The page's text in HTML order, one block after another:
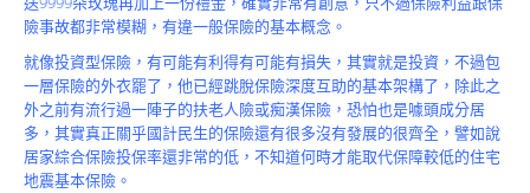
關於豐林
About
服務項目
Service
火災保額
估算系統
險事故都非常模糊，有違一般保險的基本概念。
就像投資型保險，有可能有利得有可能有損失，其實就是投資，不過包
一層保險的外衣罷了，他已經跳脫保險深度互助的基本架構了，除此之
外之前有流行過一陣子的扶老人險或痴漢保險，恐怕也是噱頭成分居
多，其實真正關乎國計民生的保險還有很多沒有發展的很齊全，譬如說
居家綜合保險投保率還非常的低，不知道何時才能取代保障較低的住宅
地震基本保險。